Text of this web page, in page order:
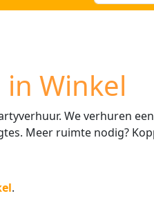
Winkel
We verhuren
Meer ruimte nodig?
.